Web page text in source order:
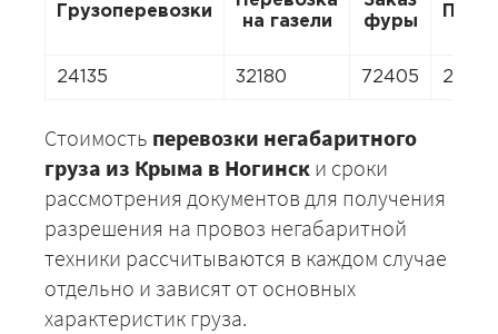
Грузоперевозки
на газели
фуры
24135 32180 72405 22526
Стоимость перевозки негабаритного
груза из Крыма в Ногинск и сроки
рассмотрения документов для получения
разрешения на провоз негабаритной
техники рассчитываются в каждом случае
отдельно и зависят от основных
характеристик груза.